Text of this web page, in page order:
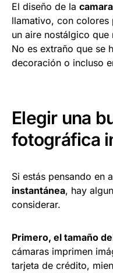
El diseño de la
llamativo, con colores
un aire nostálgico que
No es extraño que se
decoración o incluso
Elegir una
fotográfica
Si estás pensando en
instantánea, hay
considerar.
Primero, el tamaño
cámaras imprimen
tarjeta de crédito,